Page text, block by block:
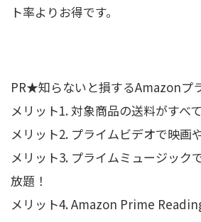
ト率よりお得です。
PR★知らないと損するAmazonプ
メリット1. 対象商品の送料がすべ
メリット2. プライムビデオで映画
メリット3. プライムミュージック
放題！
メリット4. Amazon Prime